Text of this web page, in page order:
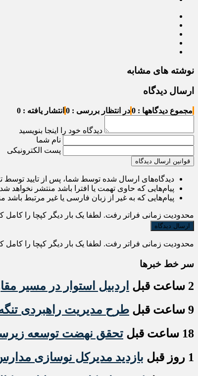
نوشته های مشابه
ارسال دیدگاه
مجموع دیدگاهها : 0 در انتظار بررسی : 0 انتشار یافته : 0
دیدگاه خود را اینجا بنویسید
نام شما
پست الکترونیکی
قوانین ارسال دیدگاه
دیدگاه‌های ارسال شده توسط شما، پس از تایید
پیام‌هایی که حاوی تهمت یا افترا باشد منتشر نخواهد
پیام‌هایی که به غیر از زبان فارسی یا غیر مرتبط باشد
محدودیت زمانی فراتر رفت. لطفا یک بار دیگر کپچا را کامل
محدودیت زمانی فراتر رفت. لطفا یک بار دیگر کپچا را کامل
سر خط خبرها
2 ساعت قبل
اردبیل استوار در مسیر
9 ساعت قبل
طرح مدیریت راهبردی
18 ساعت قبل
تحقق نهضت توسعه
1 روز قبل
بازدید مدیرکل نوسازی